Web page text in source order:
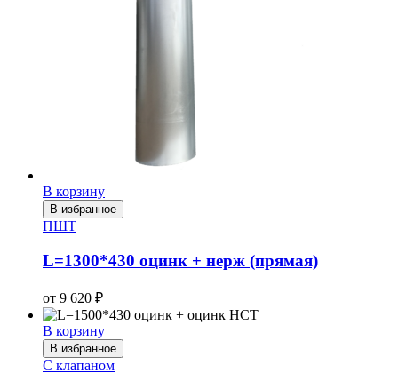
В корзину
В избранное
ПШТ
L=1300*430 оцинк + нерж (прямая)
от 9 620 ₽
В корзину
В избранное
С клапаном